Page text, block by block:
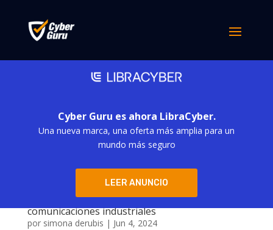
Cyber Guru es ahora LibraCyber.
Una nueva marca, una oferta más amplia para un
mundo más seguro
LEER ANUNCIO
Cómo prevenir los ciberataques en
comunicaciones industriales
por simona derubis | Jun 4, 2024